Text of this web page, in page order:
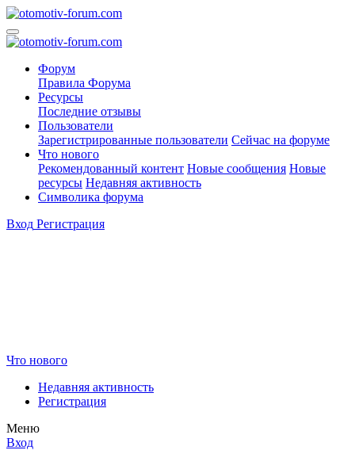
Форум
Правила Форума
Ресурсы
Последние отзывы
Пользователи
Зарегистрированные пользователи Сейчас на форуме
Что нового
Рекомендованный контент Новые сообщения Новые
ресурсы Недавняя активность
Символика форума
Вход Регистрация
Что нового
Недавняя активность
Регистрация
Меню
Вход